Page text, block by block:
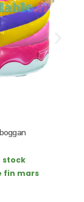
stock
fin mars